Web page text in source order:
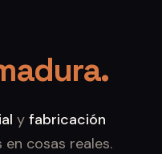
y fabricación
cosas reales.